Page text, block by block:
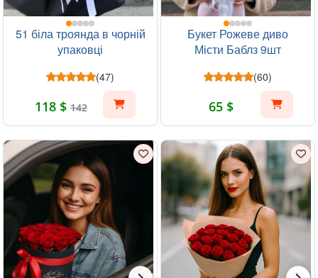
51 біла троянда в чорній
упаковці
(47)
118 $ 142
Букет Рожеве диво
Місти Баблз 9шт
(60)
65 $